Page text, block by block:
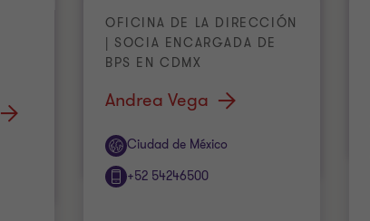
Andrea Vega
OFICINA DE LA DIRECCIÓN
| SOCIA ENCARGADA DE
BPS EN CDMX
Ciudad de México
Oficina
+52 54246500